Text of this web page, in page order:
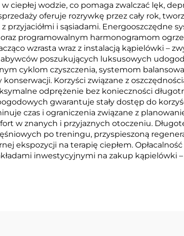
wodzie, co pomaga zwalczać lęk,
oferuje rozrywkę przez cały rok,
i sąsiadami. Energooszczędne
programowalnym harmonogramom
wzrasta wraz z instalacją kąpielówki –
poszukujących luksusowych
cyklom czyszczenia, systemom
Korzyści związane z
odprężenie bez konieczności
gwarantuje stały dostęp do
czas i ograniczenia związane z
w znanych i przyjaznych otoczeniu.
po treningu, przyspieszoną
ekspozycji na terapię ciepłem.
inwestycyjnymi na zakup kąpielówki